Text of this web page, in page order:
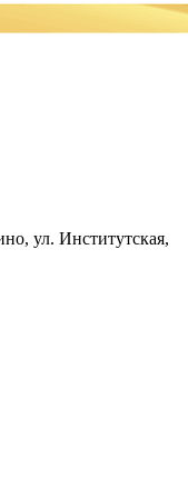
ул. Институтская,